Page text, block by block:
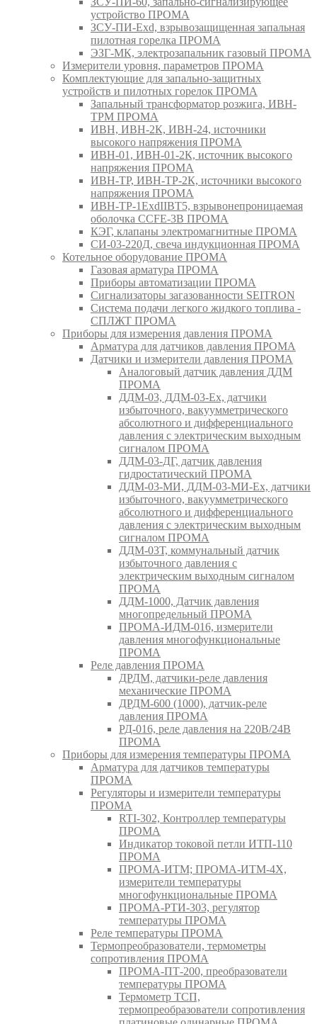
устройство ПРОМА
ЗСУ-ПИ-Exd, взрывозащищенная запальная
пилотная горелка ПРОМА
ЭЗГ-МК, электрозапальник газовый ПРОМА
Измерители уровня, параметров ПРОМА
Комплектующие для запально-защитных
устройств и пилотных горелок ПРОМА
Запальный трансформатор розжига, ИВН-
ТРМ ПРОМА
ИВН, ИВН-2К, ИВН-24, источники
высокого напряжения ПРОМА
ИВН-01, ИВН-01-2К, источник высокого
напряжения ПРОМА
ИВН-ТР, ИВН-ТР-2К, источники высокого
напряжения ПРОМА
ИВН-ТР-1ExdIIBT5, взрывонепроницаемая
оболочка CCFE-3B ПРОМА
КЭГ, клапаны электромагнитные ПРОМА
СИ-03-220Д, свеча индукционная ПРОМА
Котельное оборудование ПРОМА
Газовая арматура ПРОМА
Приборы автоматизации ПРОМА
Сигнализаторы загазованности SEITRON
Система подачи легкого жидкого топлива -
СПЛЖТ ПРОМА
Приборы для измерения давления ПРОМА
Арматура для датчиков давления ПРОМА
Датчики и измерители давления ПРОМА
Аналоговый датчик давления ДДМ
ПРОМА
ДДМ-03, ДДМ-03-Ех, датчики
избыточного, вакуумметрического
абсолютного и дифференциального
давления с электрическим выходным
сигналом ПРОМА
ДДМ-03-ДГ, датчик давления
гидростатический ПРОМА
ДДМ-03-МИ, ДДМ-03-МИ-Ех, датчики
избыточного, вакуумметрического
абсолютного и дифференциального
давления с электрическим выходным
сигналом ПРОМА
ДДМ-03Т, коммунальный датчик
избыточного давления с
электрическим выходным сигналом
ПРОМА
ДДМ-1000, Датчик давления
многопредельный ПРОМА
ПРОМА-ИДМ-016, измерители
давления многофункциональные
ПРОМА
Реле давления ПРОМА
ДРДМ, датчики-реле давления
механические ПРОМА
ДРДМ-600 (1000), датчик-реле
давления ПРОМА
РД-016, реле давления на 220В/24В
ПРОМА
Приборы для измерения температуры ПРОМА
Арматура для датчиков температуры
ПРОМА
Регуляторы и измерители температуры
ПРОМА
RTI-302, Контроллер температуры
ПРОМА
Индикатор токовой петли ИТП-110
ПРОМА
ПРОМА-ИТМ; ПРОМА-ИТМ-4Х,
измерители температуры
многофункциональные ПРОМА
ПРОМА-РТИ-303, регулятор
температуры ПРОМА
Реле температуры ПРОМА
Термопреобразователи, термометры
сопротивления ПРОМА
ПРОМА-ПТ-200, преобразователи
температуры ПРОМА
Термометр ТСП,
термопреобразователи сопротивления